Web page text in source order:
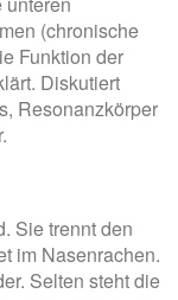
(chronische
Funktion der
Diskutiert
Resonanzkörper
Sie trennt den
im Nasenrachen.
Selten steht die